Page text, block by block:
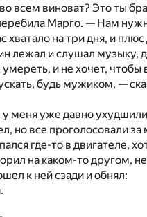
всем виноват? Это ты
Марго. — Нам
хватало на три дня, и
лежал и слушал музыку,
и не хочет, чтобы
будь мужиком, —
меня уже давно
но все проголосовали за
где-то в двигателе,
на каком-то другом,
к ней сзади и обнял: